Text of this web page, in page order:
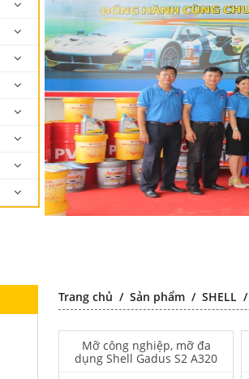
Trang chủ /Sản phẩm /SHELL /
Mỡ công nghiệp, mỡ đa
dụng Shell Gadus S2 A320